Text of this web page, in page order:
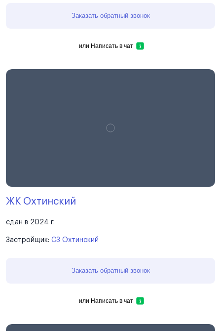
Заказать обратный звонок
или Написать в чат
ЖК Охтинский
сдан в 2024 г.
Застройщик: СЗ Охтинский
Заказать обратный звонок
или Написать в чат